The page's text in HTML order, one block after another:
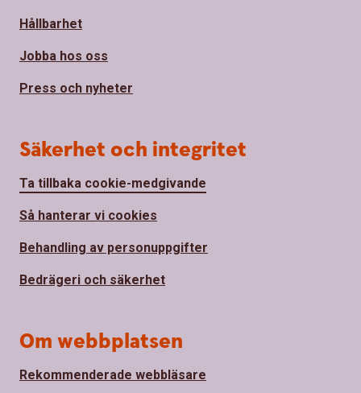
Hållbarhet
Jobba hos oss
Press och nyheter
Säkerhet och integritet
Ta tillbaka cookie-medgivande
Så hanterar vi cookies
Behandling av personuppgifter
Bedrägeri och säkerhet
Om webbplatsen
Rekommenderade webbläsare